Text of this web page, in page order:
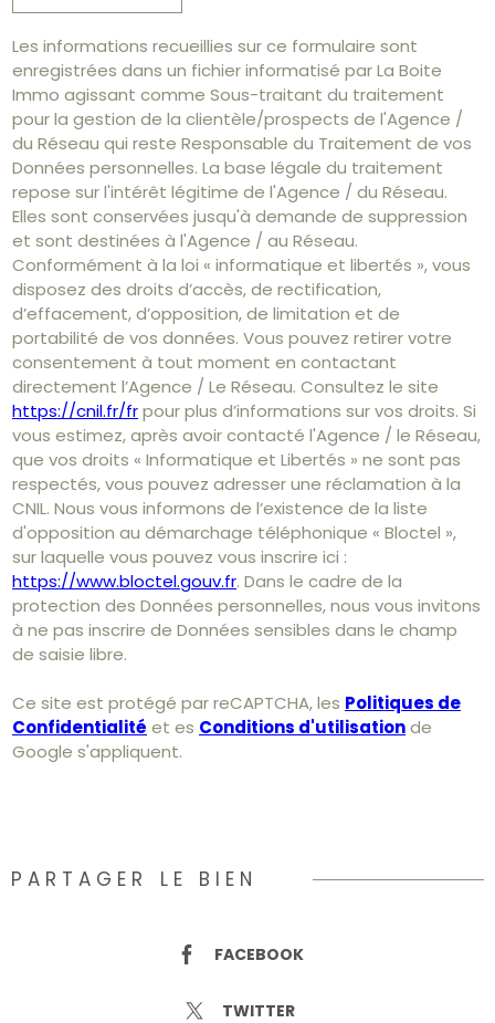
Les informations recueillies sur ce formulaire sont
enregistrées dans un fichier informatisé par La Boite
Immo agissant comme Sous-traitant du traitement
pour la gestion de la clientèle/prospects de l'Agence /
du Réseau qui reste Responsable du Traitement de vos
Données personnelles. La base légale du traitement
repose sur l'intérêt légitime de l'Agence / du Réseau.
Elles sont conservées jusqu'à demande de suppression
et sont destinées à l'Agence / au Réseau.
Conformément à la loi « informatique et libertés », vous
disposez des droits d’accès, de rectification,
d’effacement, d’opposition, de limitation et de
portabilité de vos données. Vous pouvez retirer votre
consentement à tout moment en contactant
directement l’Agence / Le Réseau. Consultez le site
https://cnil.fr/frpour plus d’informations sur vos droits. Si
vous estimez, après avoir contacté l'Agence / le Réseau,
que vos droits « Informatique et Libertés » ne sont pas
respectés, vous pouvez adresser une réclamation à la
CNIL. Nous vous informons de l’existence de la liste
d'opposition au démarchage téléphonique « Bloctel »,
sur laquelle vous pouvez vous inscrire ici :
https://www.bloctel.gouv.fr. Dans le cadre de la
protection des Données personnelles, nous vous invitons
à ne pas inscrire de Données sensibles dans le champ
de saisie libre.
Ce site est protégé par reCAPTCHA, les Politiques de
Confidentialité et es Conditions d'utilisationde
Google s'appliquent.
PARTAGER LE BIEN
FACEBOOK
TWITTER